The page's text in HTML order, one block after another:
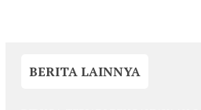
BERITA LAINNYA